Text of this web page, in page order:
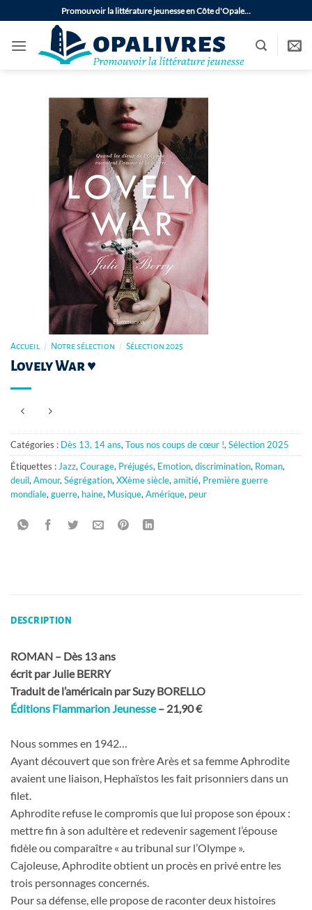
au
contenu
Promouvoir la littérature jeunesse en Côte d'Opale…
Accueil / Notre sélection / Sélection 2025
Lovely War ♥
Catégories : Dès 13, 14 ans,Tous nos coups de cœur !,Sélection 2025
Étiquettes :Jazz,Courage, Préjugés, Emotion,discrimination, Roman,
deuil,Amour,Ségrégation,XXème siècle,amitié, Première guerre
mondiale,guerre, haine, Musique,Amérique, peur
DESCRIPTION
ROMAN – Dès 13 ans
écrit par Julie BERRY
Traduit de l’américain par Suzy BORELLO
Éditions Flammarion Jeunesse– 21,90 €
Nous sommes en 1942…
Ayant découvert que son frère Arès et sa femme Aphrodite
avaient une liaison, Hephaïstos les fait prisonniers dans un
filet.
Aphrodite refuse le compromis que lui propose son époux :
mettre fin à son adultère et redevenir sagement l’épouse
fidèle ou comparaître « au tribunal sur l’Olympe ».
Cajoleuse, Aphrodite obtient un procès en privé entre les
trois personnages concernés.
Pour sa défense, elle propose de raconter deux histoires